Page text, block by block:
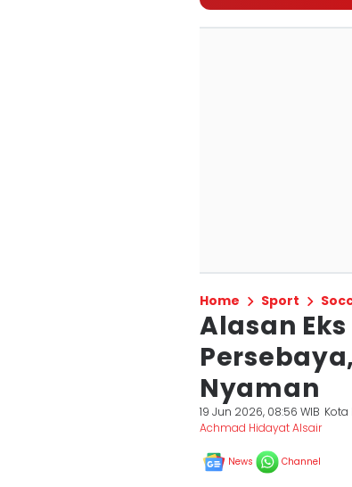
Home Sport
Alasan Eks
Nyaman
19 Jun 2026, 08:56 WIB Kota
Achmad Hidayat Alsair
News Channel